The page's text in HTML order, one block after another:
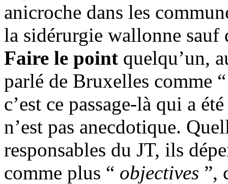
anicroche dans les
la sidérurgie wallonne
Faire le point quelqu’un,
parlé de Bruxelles comme
c’est ce passage-là qui a
n’est pas anecdotique.
responsables du JT, ils
comme plus “ objectives ”,